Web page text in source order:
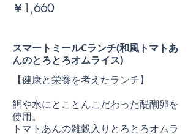
￥1,660
スマートミールCランチ(和風トマトあ
んのとろとろオムライス)
【健康と栄養を考えたランチ】
餌や水にとことんこだわった醍醐卵を
使用。
トマトあんの雑穀入りとろとろオムラ